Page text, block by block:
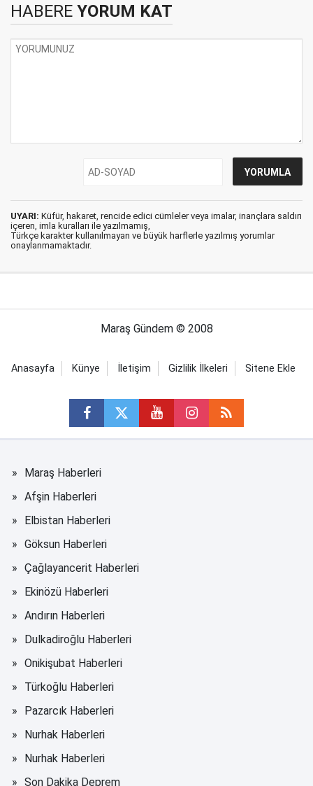
HABERE YORUM KAT
UYARI: Küfür, hakaret, rencide edici cümleler veya imalar, inançlara saldırı
içeren, imla kuralları ile yazılmamış,
Türkçe karakter kullanılmayan ve büyük harflerle yazılmış yorumlar
onaylanmamaktadır.
Maraş Gündem © 2008
Anasayfa Künye İletişim Gizlilik İlkeleri Sitene Ekle
Maraş Haberleri
Afşin Haberleri
Elbistan Haberleri
Göksun Haberleri
Çağlayancerit Haberleri
Ekinözü Haberleri
Andırın Haberleri
Dulkadiroğlu Haberleri
Onikişubat Haberleri
Türkoğlu Haberleri
Pazarcık Haberleri
Nurhak Haberleri
Nurhak Haberleri
Son Dakika Deprem